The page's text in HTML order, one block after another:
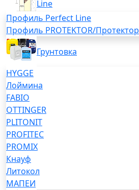
Line
Профиль Perfect Line
Профиль PROTEKTOR/Протектор
Грунтовка
HYGGE
Лоймина
FABIO
OTTINGER
PLITONIT
PROFITEC
PROMIX
Кнауф
Литокол
МАПЕИ